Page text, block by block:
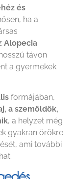
és
ha a
Alopecia
távon
a gyermekek
formájában,
a szemöldök,
, a helyzet még
gyakran örökre
ami további